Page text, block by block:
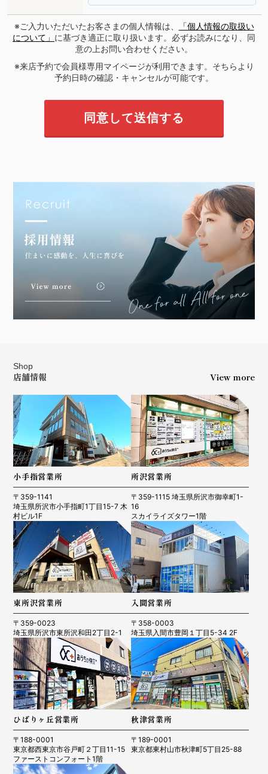
※ご入力いただいたお客さまの個人情報は、
「個人情報の取扱い
について」 に基づき適正に取り扱います。必ずお読みになり、同
意の上お問い合わせください。
※来店予約で会員様専用マイページが利用できます。そちらより
予約日時の確認・キャンセルが可能です。
Shop
店舗情報 View more
小手指営業所
〒359-1141
埼玉県所沢市小手指町1丁目15-7 木
村ビル1F
所沢営業所
〒359-1115 埼玉県所沢市御幸町1-
16
スカイライズタワー1階
東所沢営業所
〒359-0023
埼玉県所沢市東所沢和田2丁目2-1
入間営業所
〒358-0003
埼玉県入間市豊岡１丁目5-34 2F
ひばりヶ丘営業所
〒188-0001
東京都西東京市谷戸町２丁目11-15
ファーストコンフォート1階
秋津営業所
〒189-0001
東京都東村山市秋津町5丁目25-88